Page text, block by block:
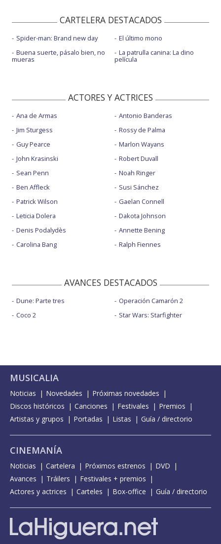
CARTELERA DESTACADOS
Spider-man: Brand new day
Buena suerte, pásalo bien, no
mueras
El último mono
La patrulla canina: La dino
película
ACTORES Y ACTRICES
Ana de Armas
Jim Sturgess
Guy Pearce
John Krasinski
Sean Penn
Ben Affleck
Patrick Wilson
Leticia Dolera
Denis Podalydès
Carolina Bang
Antonio Banderas
Rossy de Palma
Marlon Wayans
Robert Duvall
Noah Ringer
Susi Sánchez
Gaelan Connell
Dakota Johnson
Annette Bening
Ralph Fiennes
AVANCES DESTACADOS
Dune: Parte tres
Coco 2
Operación Camarón 2
Star Wars: Starfighter
MUSICALIA
Noticias Novedades
Próximas novedades
Discos históricos
Canciones Festivales
Premios
Artistas y grupos
Portadas Listas Guía / directorio
CINEMANÍA
Noticias Cartelera Próximos estrenos
DVD
Avances
Tráilers
Festivales + premios
Actores y actrices
Carteles Box-office Guía / directorio